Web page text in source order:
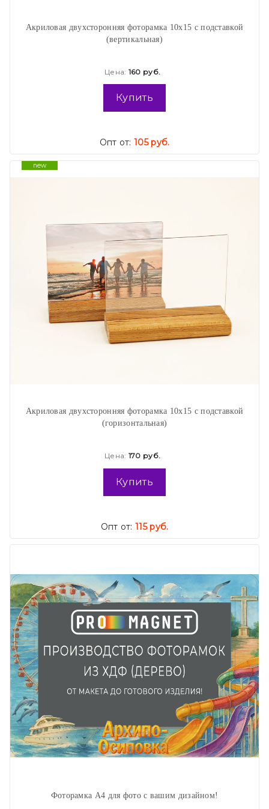
Акриловая двухсторонняя фоторамка 10х15 с подставкой
(вертикальная)
Цена: 160 руб.
Купить
Опт от: 105 руб.
new
Акриловая двухсторонняя фоторамка 10х15 с подставкой
(горизонтальная)
Цена: 170 руб.
Купить
Опт от: 115 руб.
Фоторамка А4 для фото с вашим дизайном!